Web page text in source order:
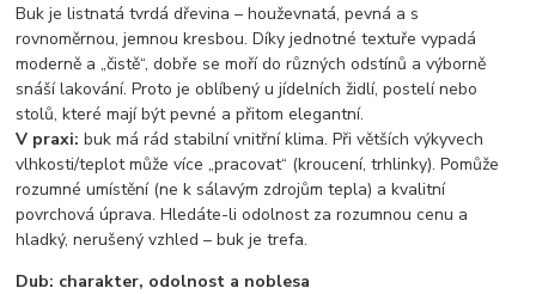
Buk je listnatá tvrdá dřevina – houževnatá, pevná a s
rovnoměrnou, jemnou kresbou. Díky jednotné textuře vypadá
moderně a „čistě“, dobře se moří do různých odstínů a výborně
snáší lakování. Proto je oblíbený u jídelních židlí, postelí nebo
stolů, které mají být pevné a přitom elegantní.
V praxi: buk má rád stabilní vnitřní klima. Při větších výkyvech
vlhkosti/teplot může více „pracovat“ (kroucení, trhlinky). Pomůže
rozumné umístění (ne k sálavým zdrojům tepla) a kvalitní
povrchová úprava. Hledáte-li odolnost za rozumnou cenu a
hladký, nerušený vzhled – buk je trefa.
Dub: charakter, odolnost a noblesa